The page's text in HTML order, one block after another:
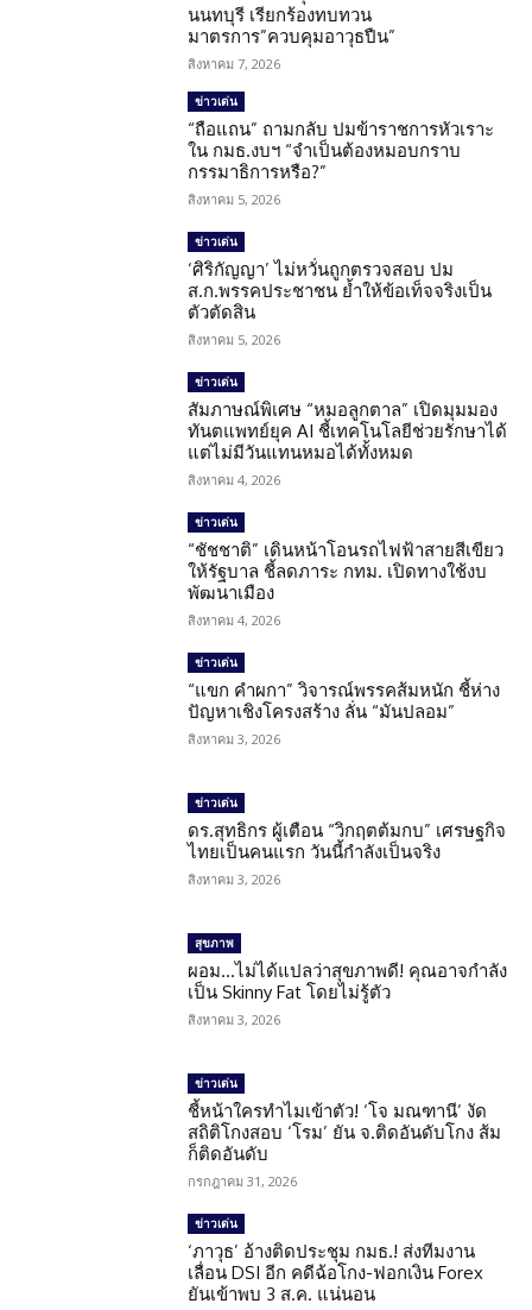
นนทบุรี เรียกร้องทบทวน
มาตรการ”ควบคุมอาวุธปืน”
สิงหาคม 7, 2026
ข่าวเด่น
“ถือแถน” ถามกลับ ปมข้าราชการหัวเราะ
ใน กมธ.งบฯ “จำเป็นต้องหมอบกราบ
กรรมาธิการหรือ?”
สิงหาคม 5, 2026
ข่าวเด่น
‘ศิริกัญญา’ ไม่หวั่นถูกตรวจสอบ ปม
ส.ก.พรรคประชาชน ย้ำให้ข้อเท็จจริงเป็น
ตัวตัดสิน
สิงหาคม 5, 2026
ข่าวเด่น
สัมภาษณ์พิเศษ “หมอลูกตาล” เปิดมุมมอง
ทันตแพทย์ยุค AI ชี้เทคโนโลยีช่วยรักษาได้
แต่ไม่มีวันแทนหมอได้ทั้งหมด
สิงหาคม 4, 2026
ข่าวเด่น
“ชัชชาติ” เดินหน้าโอนรถไฟฟ้าสายสีเขียว
ให้รัฐบาล ชี้ลดภาระ กทม. เปิดทางใช้งบ
พัฒนาเมือง
สิงหาคม 4, 2026
ข่าวเด่น
“แขก คำผกา” วิจารณ์พรรคส้มหนัก ชี้ห่าง
ปัญหาเชิงโครงสร้าง ลั่น “มันปลอม”
สิงหาคม 3, 2026
ข่าวเด่น
ดร.สุทธิกร ผู้เตือน “วิกฤตต้มกบ” เศรษฐกิจ
ไทยเป็นคนแรก วันนี้กำลังเป็นจริง
สิงหาคม 3, 2026
สุขภาพ
ผอม…ไม่ได้แปลว่าสุขภาพดี! คุณอาจกำลัง
เป็น Skinny Fat โดยไม่รู้ตัว
สิงหาคม 3, 2026
ข่าวเด่น
ชี้หน้าใครทำไมเข้าตัว! ‘โจ มณฑานี’ งัด
สถิติโกงสอบ ‘โรม’ ยัน จ.ติดอันดับโกง ส้ม
ก็ติดอันดับ
กรกฎาคม 31, 2026
ข่าวเด่น
‘ภาวุธ’ อ้างติดประชุม กมธ.! ส่งทีมงาน
เลื่อน DSI อีก คดีฉ้อโกง-ฟอกเงิน Forex
ยันเข้าพบ 3 ส.ค. แน่นอน